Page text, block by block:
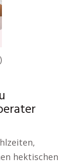
hektischen